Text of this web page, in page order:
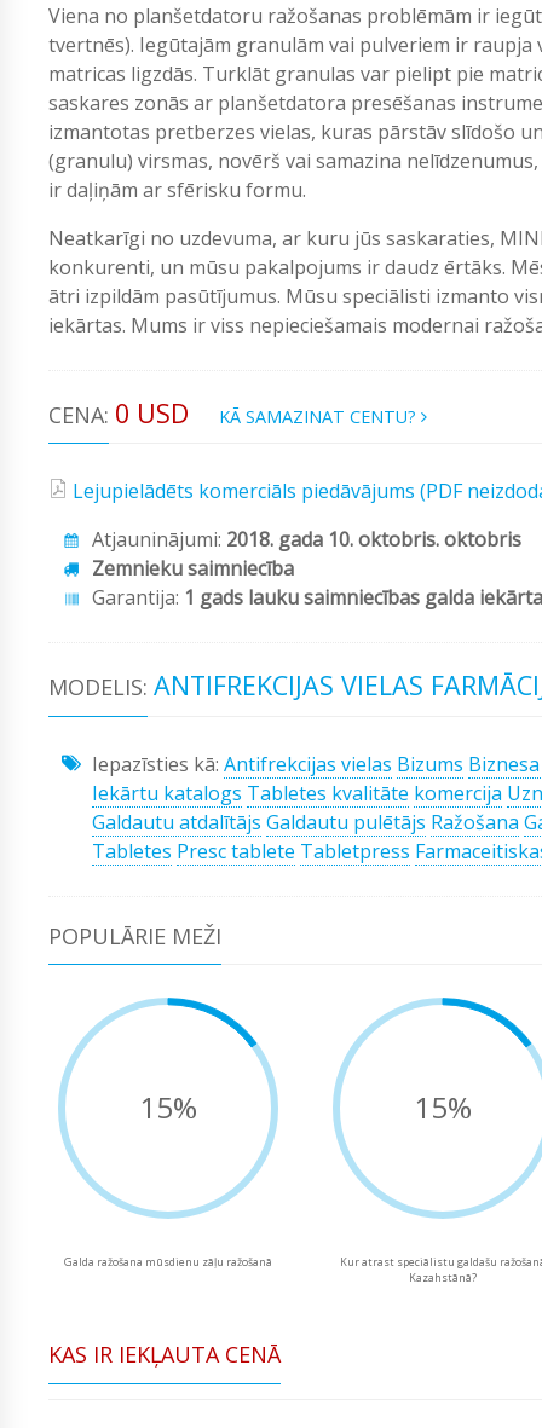
Viena no planšetdatoru ražošanas problēmām ir
tvertnēs). Iegūtajām granulām vai pulveriem ir
matricas ligzdās. Turklāt granulas var pielipt pie
saskares zonās ar planšetdatora presēšanas
izmantotas pretberzes vielas, kuras pārstāv slīdošo
(granulu) virsmas, novērš vai samazina
ir daļiņām ar sfērisku formu.
Neatkarīgi no uzdevuma, ar kuru jūs saskaraties,
konkurenti, un mūsu pakalpojums ir daudz ērtāks.
ātri izpildām pasūtījumus. Mūsu speciālisti izmanto
iekārtas. Mums ir viss nepieciešamais modernai
CENA: 0 USD KĀ SAMAZINAT CENTU?
Lejupielādēts komerciāls piedāvājums (PDF
Atjauninājumi: 2018. gada 10. oktobris. oktobris
Zemnieku saimniecība
Garantija: 1 gads lauku saimniecības galda
MODELIS: ANTIFREKCIJAS VIELAS
Iepazīsties kā: Antifrekcijas vielas Bizums
Iekārtu katalogs Tabletes kvalitāte komercija
Galdautu atdalītājs Galdautu pulētājs Ražošana
Tabletes Presc tablete Tabletpress
POPULĀRIE MEŽI
15%
Galda ražošana mūsdienu zāļu ražošanā
15%
Kur atrast speciālistu galdašu
Kazahstānā?
KAS IR IEKĻAUTA CENĀ